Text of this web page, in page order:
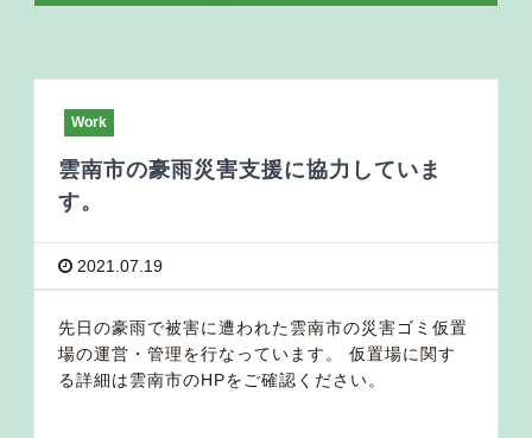
Work
雲南市の豪雨災害支援に協力していま
す。
2021.07.19
先日の豪雨で被害に遭われた雲南市の災害ゴミ仮置
場の運営・管理を行なっています。 仮置場に関す
る詳細は雲南市のHPをご確認ください。